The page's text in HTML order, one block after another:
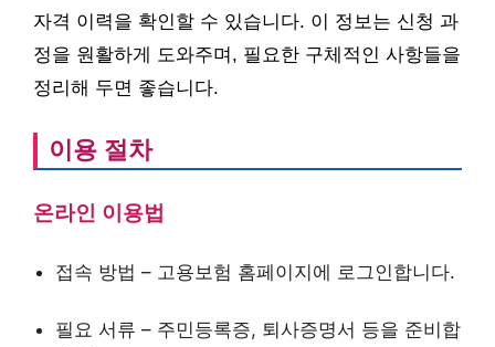
자격 이력을 확인할 수 있습니다. 이 정보는 신청 과
정을 원활하게 도와주며, 필요한 구체적인 사항들을
정리해 두면 좋습니다.
이용 절차
온라인 이용법
접속 방법 – 고용보험 홈페이지에 로그인합니다.
필요 서류 – 주민등록증, 퇴사증명서 등을 준비합